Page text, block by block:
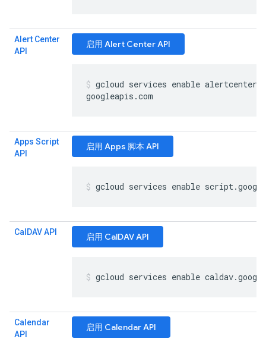
Alert Center
API
启用 Alert Center API
gcloud services enable alertcenter
googleapis .com
Apps Script
API
启用 Apps 脚本 API
gcloud services enable script.
Cal DAV API 启用 CalDAV API
gcloud services enable caldav.
Calendar
API
启用 Calendar API